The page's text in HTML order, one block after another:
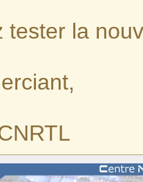
tester la